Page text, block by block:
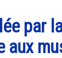
par
aux